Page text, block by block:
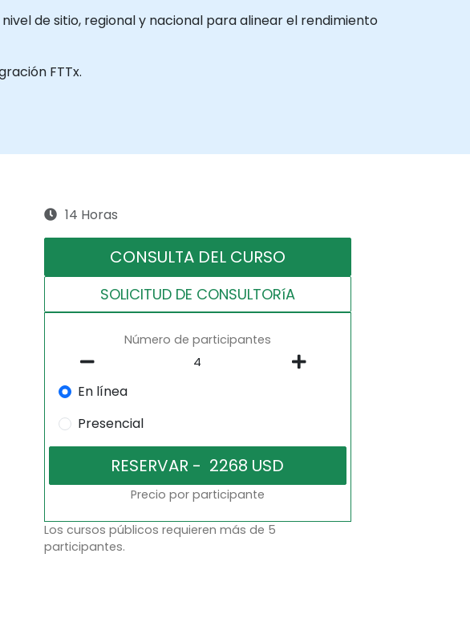
de sitio, regional y nacional para alinear el rendimiento
FTTx.
14 Horas
CONSULTA DEL CURSO
SOLICITUD DE CONSULTORíA
Número de participantes
En línea
Presencial
Precio por participante
Los cursos públicos requieren más de 5
participantes.